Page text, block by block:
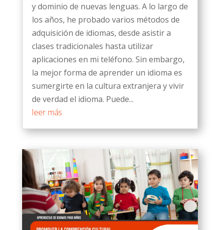
y dominio de nuevas lenguas. A lo largo de
los años, he probado varios métodos de
adquisición de idiomas, desde asistir a
clases tradicionales hasta utilizar
aplicaciones en mi teléfono. Sin embargo,
la mejor forma de aprender un idioma es
sumergirte en la cultura extranjera y vivir
de verdad el idioma. Puede...
leer más